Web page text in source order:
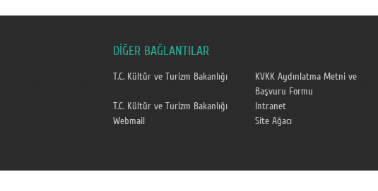
DİĞER BAĞLANTILAR
T.C. Kültür ve Turizm Bakanlığı
KVKK Aydınlatma Metni ve
Başvuru Formu
T.C. Kültür ve Turizm Bakanlığı
Intranet
Webmail
Site Ağacı